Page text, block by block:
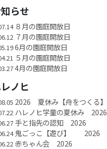
らせ
８月の園庭開放日
７月の園庭開放日
6月の園庭開放日
５月の園庭開放日
4月の園庭開放日
ノヒ
2026 夏休み【舟をつくる】
ハレノヒ学童の夏休み 2026
手と指先の認知 2026
鬼ごっこ【遊び】 2026
赤ちゃん会 2026